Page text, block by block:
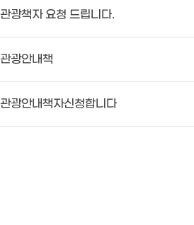
관광책자 요청 드립니다.
관광안내책
관광안내책자신청합니다